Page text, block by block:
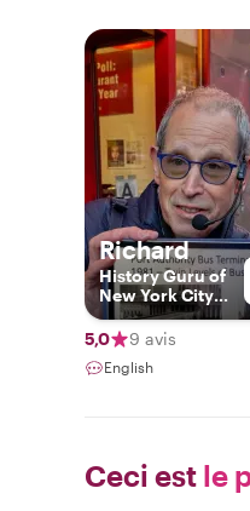
Richard
History Guru of
New York City
who will share
hidden gems
5,0 9 avis
English
Ceci est le